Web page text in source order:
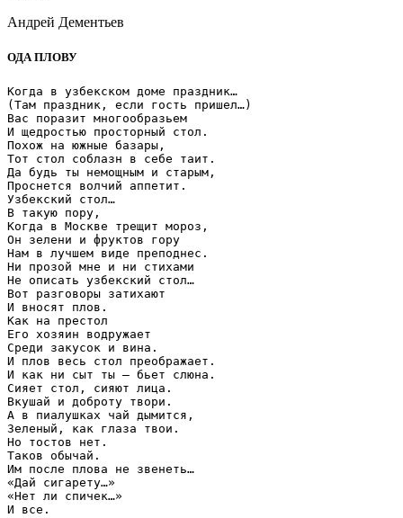
Андрей Дементьев
ОДА ПЛОВУ
Когда в узбекском доме праздник…
(Там праздник, если гость пришел…)
Вас поразит многообразьем
И щедростью просторный стол.
Похож на южные базары,
Тот стол соблазн в себе таит.
Да будь ты немощным и старым,
Проснется волчий аппетит.
Узбекский стол…
В такую пору,
Когда в Москве трещит мороз,
Он зелени и фруктов гору
Нам в лучшем виде преподнес.
Ни прозой мне и ни стихами
Не описать узбекский стол…
Вот разговоры затихают
И вносят плов.
Как на престол
Его хозяин водружает
Среди закусок и вина.
И плов весь стол преображает.
И как ни сыт ты — бьет слюна.
Сияет стол, сияют лица.
Вкушай и доброту твори.
А в пиалушках чай дымится,
Зеленый, как глаза твои.
Но тостов нет.
Таков обычай.
Им после плова не звенеть…
«Дай сигарету…»
«Нет ли спичек…»
И все.